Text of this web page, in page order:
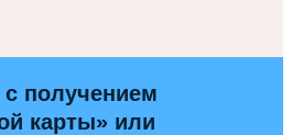
получением
карты» или